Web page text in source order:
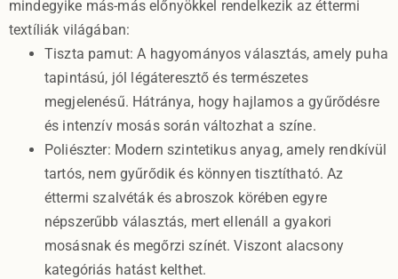
mindegyike más-más előnyökkel rendelkezik az éttermi
textíliák világában:
Tiszta pamut: A hagyományos választás, amely puha
tapintású, jól légáteresztő és természetes
megjelenésű. Hátránya, hogy hajlamos a gyűrődésre
és intenzív mosás során változhat a színe.
Poliészter: Modern szintetikus anyag, amely rendkívül
tartós, nem gyűrődik és könnyen tisztítható. Az
éttermi szalvéták és abroszok körében egyre
népszerűbb választás, mert ellenáll a gyakori
mosásnak és megőrzi színét. Viszont alacsony
kategóriás hatást kelthet.